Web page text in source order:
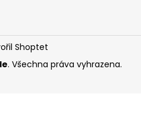
Shoptet
. Všechna práva vyhrazena.